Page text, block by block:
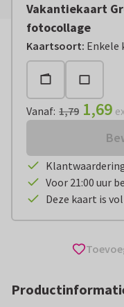
Vakantiekaart
fotocollage
Kaartsoort: Enkele
Vanaf:€ 1,69 excl.
Vanaf: 1,79 1,69
Voor 21:00 uur
Deze kaart is